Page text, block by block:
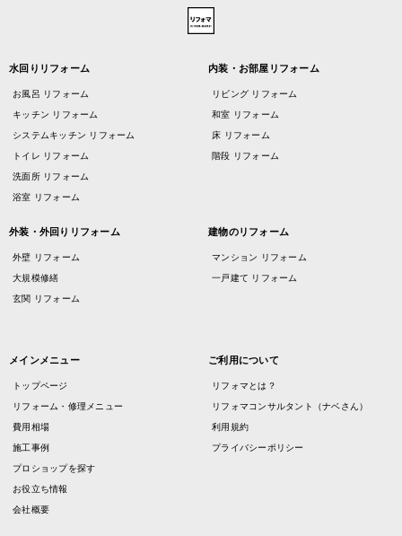
水回りリフォーム
お風呂 リフォーム
キッチン リフォーム
システムキッチン リフォーム
トイレ リフォーム
洗面所 リフォーム
浴室 リフォーム
内装・お部屋リフォーム
リビング リフォーム
和室 リフォーム
床 リフォーム
階段 リフォーム
外装・外回りリフォーム
外壁 リフォーム
大規模修繕
玄関 リフォーム
建物のリフォーム
マンション リフォーム
一戸建て リフォーム
メインメニュー
トップページ
リフォーム・修理メニュー
費用相場
施工事例
プロショップを探す
お役立ち情報
会社概要
ご利用について
リフォマとは？
リフォマコンサルタント（ナベさん）
利用規約
プライバシーポリシー